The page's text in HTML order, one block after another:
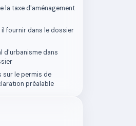
la taxe d'aménagement
fournir dans le dossier
d'urbanisme dans
sur le permis de
préalable